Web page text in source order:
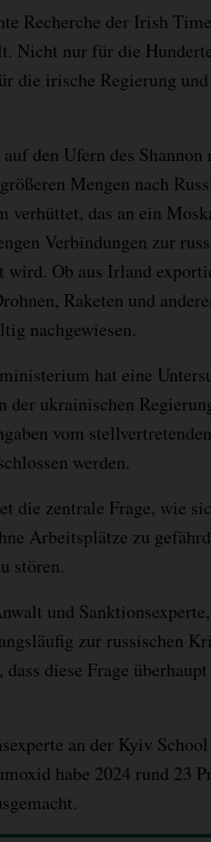
Recherche der Irish
Nicht nur für die
die irische Regierung
den Ufern des
Mengen nach
das an ein
Verbindungen zur
wird. Ob aus Irland
Raketen und
nachgewiesen.
hat eine
der ukrainischen
vom
werden.
die zentrale Frage, wie
Arbeitsplätze zu
stören.
und Sanktionsexperte,
zur russischen
diese Frage
an der Kyiv
habe 2024 rund 23